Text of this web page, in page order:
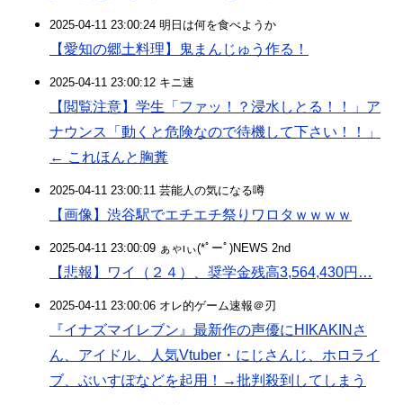
2025-04-11 23:00:24 明日は何を食べようか
【愛知の郷土料理】鬼まんじゅう作る！
2025-04-11 23:00:12 キニ速
【閲覧注意】学生「ファッ！？浸水しとる！！」ア
ナウンス「動くと危険なので待機して下さい！！」
← これほんと胸糞
2025-04-11 23:00:11 芸能人の気になる噂
【画像】渋谷駅でエチエチ祭りワロタｗｗｗｗ
2025-04-11 23:00:09 ぁゃιぃ(*ﾟーﾟ)NEWS 2nd
【悲報】ワイ（２４）、奨学金残高3,564,430円…
2025-04-11 23:00:06 オレ的ゲーム速報＠刃
『イナズマイレブン』最新作の声優にHIKAKINさ
ん、アイドル、人気Vtuber・にじさんじ、ホロライ
ブ、ぶいすぽなどを起用！→批判殺到してしまう